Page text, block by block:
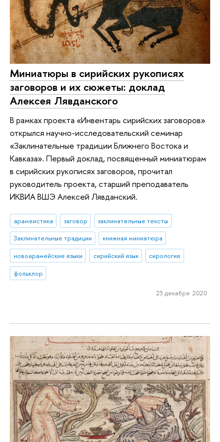
Миниатюры в сирийских рукописях
заговоров и их сюжеты: доклад
Алексея Лявданского
В рамках проекта «Инвентарь сирийских заговоров»
открылся научно-исследовательский семинар
«Заклинательные традиции Ближнего Востока и
Кавказа». Первый доклад, посвященный миниатюрам
в сирийских рукописях заговоров, прочитал
руководитель проекта, старший преподаватель
ИКВИА ВШЭ Алексей Лявданский.
арамеистика заговор
заклинательные тексты
Заклинательные традиции
книжная миниатюра
новоарамейские языки
сирийский язык
сирология
фольклор
23 декабря 2020